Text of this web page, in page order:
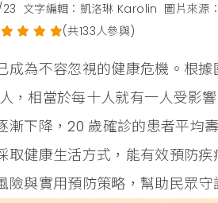
文字編輯：凱洛琳 Karolin 圖片來源
(共133人參與)
成為不容忽視的健康危機。根
，相當於每十人就有一人受影
漸下降，20 歲確診的患者平均
取健康生活方式，能有效預防
險與實用預防策略，幫助民眾守